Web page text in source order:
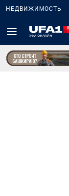
НЕДВИЖИМОСТЬ